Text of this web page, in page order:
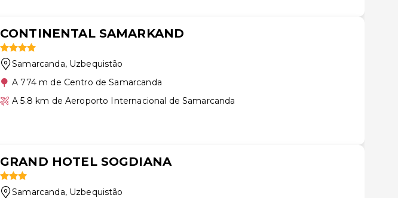
CONTINENTAL SAMARKAND
Samarcanda, Uzbequistão
A 774 m de Centro de Samarcanda
A 5.8 km de Aeroporto Internacional de Samarcanda
GRAND HOTEL SOGDIANA
Samarcanda, Uzbequistão